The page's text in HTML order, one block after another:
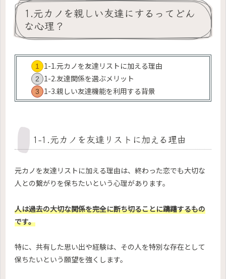
1.元カノを親しい友達にするってどん
な心理？
1-1.元カノを友達リストに加える理由
1-2.友達関係を選ぶメリット
1-3.親しい友達機能を利用する背景
1-1.元カノを友達リストに加える理由
元カノを友達リストに加える理由は、終わった恋でも大切な
人との繋がりを保ちたいという心理があります。
人は過去の大切な関係を完全に断ち切ることに躊躇するもの
です。
特に、共有した思い出や経験は、その人を特別な存在として
保ちたいという願望を強くします。